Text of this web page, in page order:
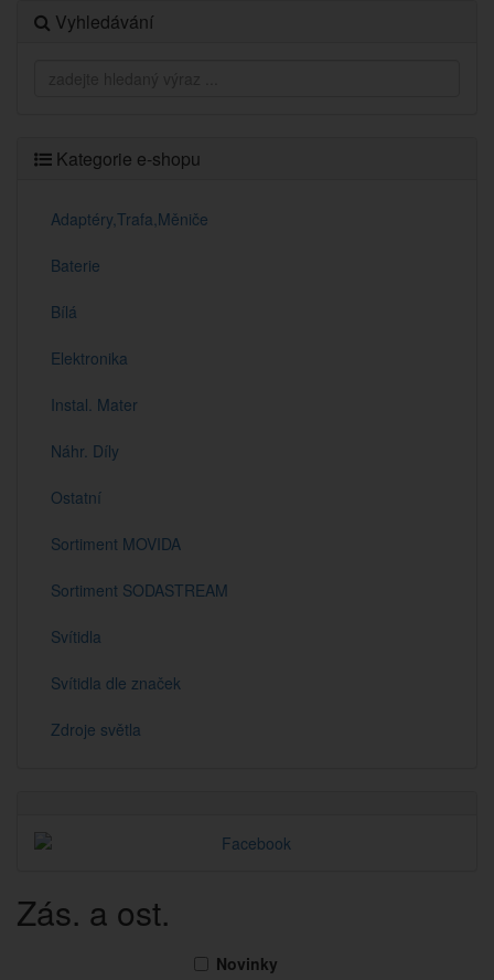
Vyhledávání
Kategorie e-shopu
Adaptéry,Trafa,Měniče
Baterie
Bílá
Elektronika
Instal. Mater
Náhr. Díly
Ostatní
Sortiment MOVIDA
Sortiment SODASTREAM
Svítidla
Svítidla dle značek
Zdroje světla
Zás. a ost.
Novinky